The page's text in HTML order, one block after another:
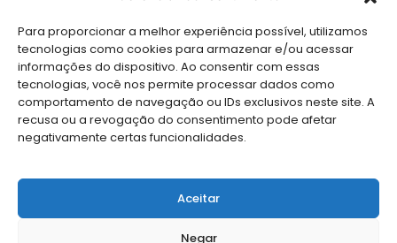
Para proporcionar a melhor experiência possível, utilizamos
tecnologias como cookies para armazenar e/ou acessar
informações do dispositivo. Ao consentir com essas
tecnologias, você nos permite processar dados como
comportamento de navegação ou IDs exclusivos neste site. A
recusa ou a revogação do consentimento pode afetar
negativamente certas funcionalidades.
Aceitar
Negar
CAMPANHAS
SERVIÇOS
FILIADAS
LGPD
FALE CONOSCO
Solicite Apoio Institucional da AMB para o seu evento